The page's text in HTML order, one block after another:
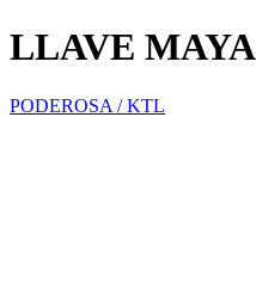
LLAVE
PODEROSA / KTL